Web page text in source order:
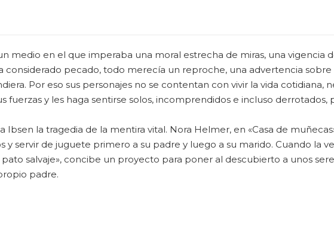
medio en el que imperaba una moral estrecha de miras, una vigencia
considerado pecado, todo merecía un reproche, una advertencia
Por eso sus personajes no se contentan con vivir la vida cotidiana,
fuerzas y les haga sentirse solos, incomprendidos e incluso derrotados,
Ibsen la tragedia de la mentira vital. Nora Helmer, en «Casa de
y servir de juguete primero a su padre y luego a su marido. Cuando la
salvaje», concibe un proyecto para poner al descubierto a unos
padre.